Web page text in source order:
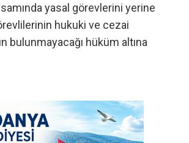
yasal görevlerini yerine
hukuki ve cezai
bulunmayacağı hüküm altına